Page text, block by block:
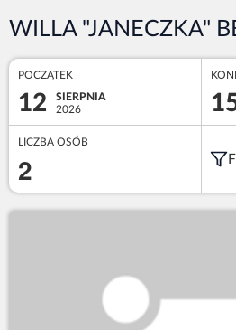
WILLA "JANECZKA"
POCZĄTEK
12
SIERPNIA
2026
LICZBA OSÓB
2